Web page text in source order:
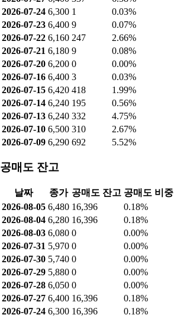
2026-07-24 6,300 1
0.03%
2026-07-23 6,400 9
0.07%
2026-07-22 6,160 247
2.66%
2026-07-21 6,180 9
0.08%
2026-07-20 6,200 0
0.00%
2026-07-16 6,400 3
0.03%
2026-07-15 6,420 418
1.99%
2026-07-14 6,240 195
0.56%
2026-07-13 6,240 332
4.75%
2026-07-10 6,500 310
2.67%
2026-07-09 6,290 692 5.52%
공매도 잔고
날짜 종가 공매도 잔고 공매도 비중
2026-08-05 6,480 16,396
0.18%
2026-08-04 6,280 16,396
0.18%
2026-08-03 6,080 0
0.00%
2026-07-31 5,970 0
0.00%
2026-07-30 5,740 0
0.00%
2026-07-29 5,880 0
0.00%
2026-07-28 6,050 0
0.00%
2026-07-27 6,400 16,396
0.18%
2026-07-24 6,300 16,396
0.18%